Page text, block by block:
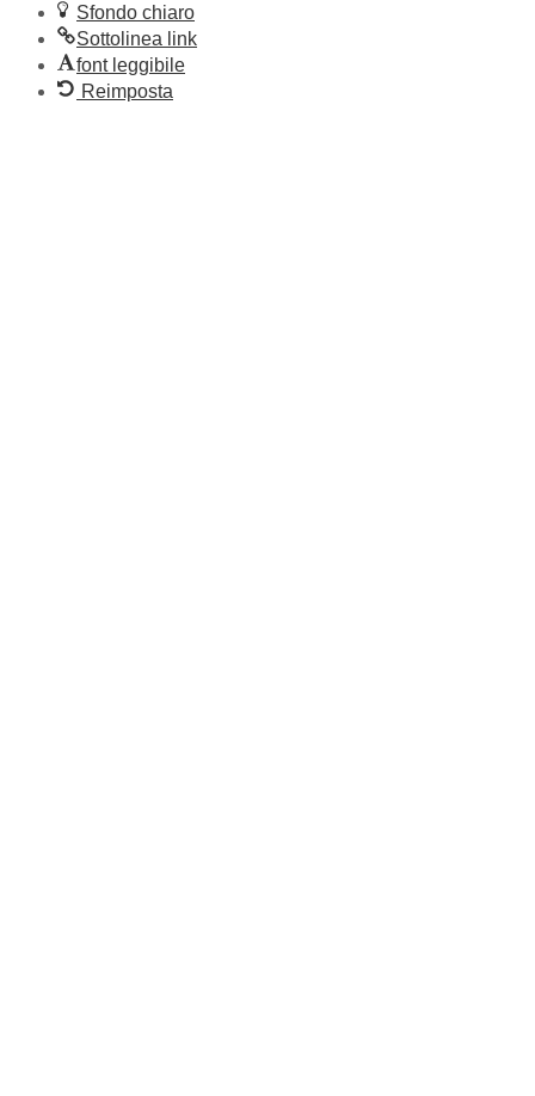
Sfondo chiaro
Sottolinea link
font leggibile
Reimposta